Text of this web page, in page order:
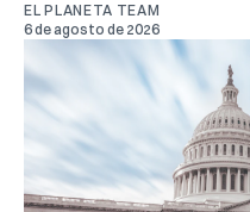
EL PLANETA TEAM
6 de agosto de 2026